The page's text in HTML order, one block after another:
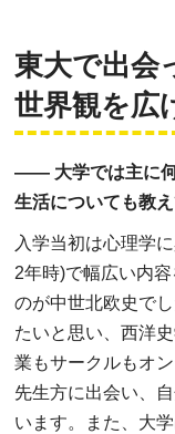
東大で出会
世界観を広
―― 大学では主に
生活についても教え
入学当初は心理学
2年時)で幅広い内
のが中世北欧史で
たいと思い、西洋
業もサークルもオ
先生方に出会い、
います。また、大